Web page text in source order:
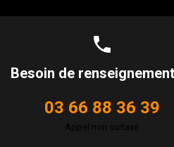
phone
Besoin de
03 66 88 36 39
Appel non surtaxé